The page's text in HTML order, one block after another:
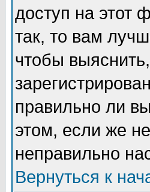
доступ на этот
так, то вам
чтобы
правильно ли
этом, если же
неправильно
Вернуться к